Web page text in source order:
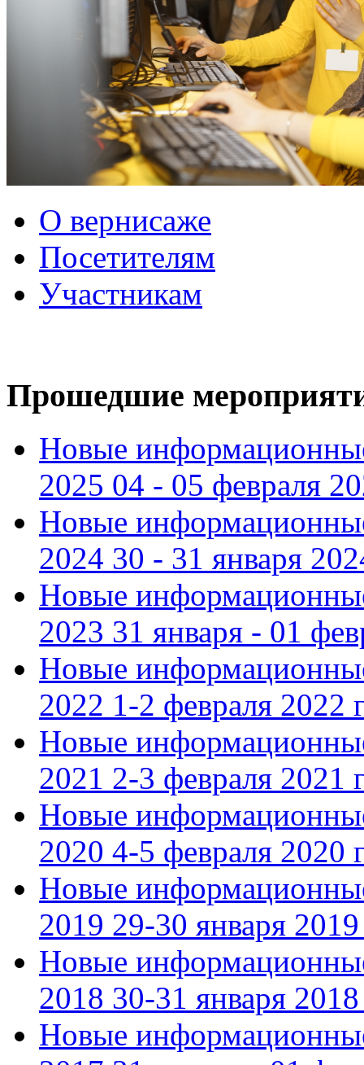
О вернисаже
Посетителям
Участникам
Прошедшие
Новые
2025 04 - 05 февраля
Новые
2024 30 - 31 января
Новые
2023 31 января - 01
Новые
2022 1-2 февраля 2022
Новые
2021 2-3 февраля 2021
Новые
2020 4-5 февраля 2020
Новые
2019 29-30 января 2019
Новые
2018 30-31 января 2018
Новые